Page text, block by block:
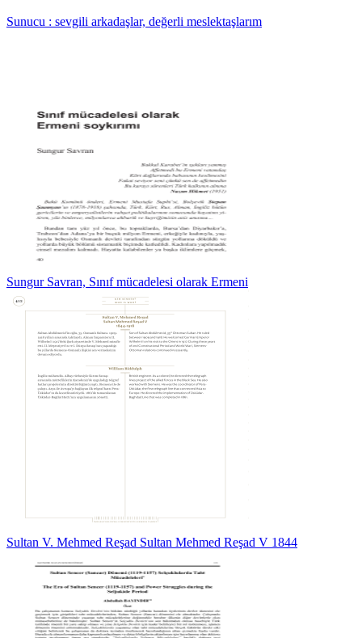
Sunucu : sevgili arkadaşlar, değerli meslektaşlarım
Sungur Savran, Sınıf mücadelesi olarak Ermeni
Sultan V. Mehmed Reşad Sultan Mehmed Reşad V 1844